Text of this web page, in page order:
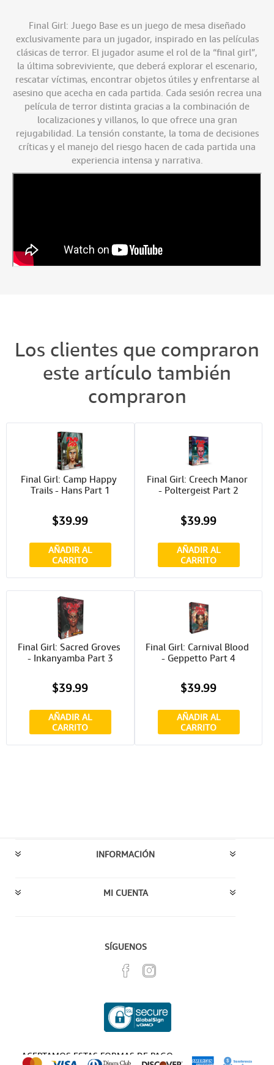
Final Girl: Juego Base es un juego de mesa diseñado
exclusivamente para un jugador, inspirado en las películas
clásicas de terror. El jugador asume el rol de la “final girl”,
la última sobreviviente, que deberá explorar el escenario,
rescatar víctimas, encontrar objetos útiles y enfrentarse al
asesino que acecha en cada partida. Cada sesión recrea una
película de terror distinta gracias a la combinación de
localizaciones y villanos, lo que ofrece una gran
rejugabilidad. La tensión constante, la toma de decisiones
críticas y el manejo del riesgo hacen de cada partida una
experiencia intensa y narrativa.
Los clientes que compraron
este artículo también
compraron
Final Girl: Camp Happy
Trails - Hans Part 1
$39.99
AÑADIR AL
CARRITO
Final Girl: Creech Manor
- Poltergeist Part 2
$39.99
AÑADIR AL
CARRITO
Final Girl: Sacred Groves
- Inkanyamba Part 3
$39.99
AÑADIR AL
CARRITO
Final Girl: Carnival Blood
- Geppetto Part 4
$39.99
AÑADIR AL
CARRITO
INFORMACIÓN
MI CUENTA
SÍGUENOS
ACEPTAMOS ESTAS FORMAS DE PAGO